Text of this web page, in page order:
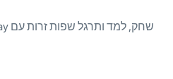
שחק, למד ותרגל שפות זרות עם LinGo Play